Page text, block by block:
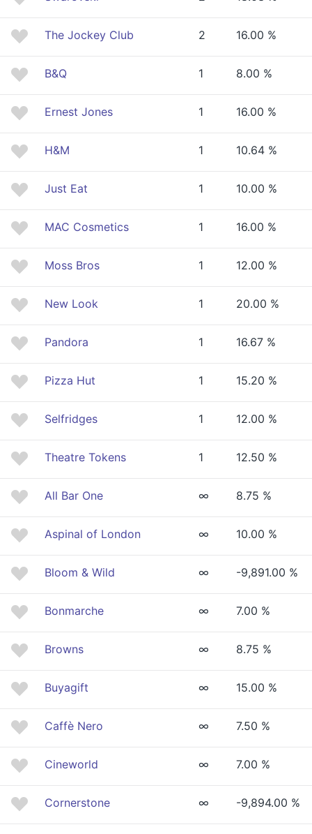
The Jockey Club 2 16.00 %
B&Q 1 8.00 %
Ernest Jones 1 16.00 %
H&M 1 10.64 %
Just Eat 1 10.00 %
MAC Cosmetics 1 16.00 %
Moss Bros 1 12.00 %
New Look 1 20.00 %
Pandora 1 16.67 %
Pizza Hut 1 15.20 %
Selfridges 1 12.00 %
Theatre Tokens 1 12.50 %
All Bar One ∞ 8.75 %
Aspinal of London ∞ 10.00 %
Bloom & Wild ∞ -9,891.00 %
Bonmarche ∞ 7.00 %
Browns ∞ 8.75 %
Buyagift ∞ 15.00 %
Caffè Nero ∞ 7.50 %
Cineworld ∞ 7.00 %
Cornerstone ∞ -9,894.00 %